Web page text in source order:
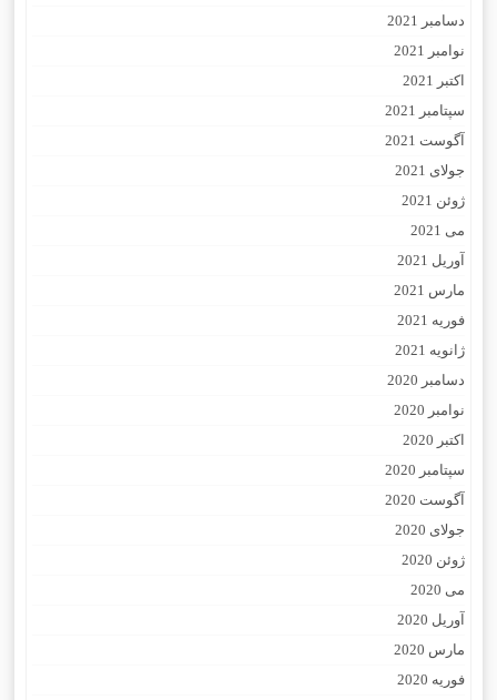
دسامبر 2021
نوامبر 2021
اکتبر 2021
سپتامبر 2021
آگوست 2021
جولای 2021
ژوئن 2021
می 2021
آوریل 2021
مارس 2021
فوریه 2021
ژانویه 2021
دسامبر 2020
نوامبر 2020
اکتبر 2020
سپتامبر 2020
آگوست 2020
جولای 2020
ژوئن 2020
می 2020
آوریل 2020
مارس 2020
فوریه 2020